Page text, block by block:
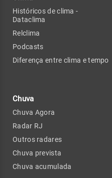
Históricos de clima -
Dataclima
Relclima
Podcasts
Diferença entre clima e tempo
Chuva
Chuva Agora
Radar RJ
Outros radares
Chuva prevista
Chuva acumulada